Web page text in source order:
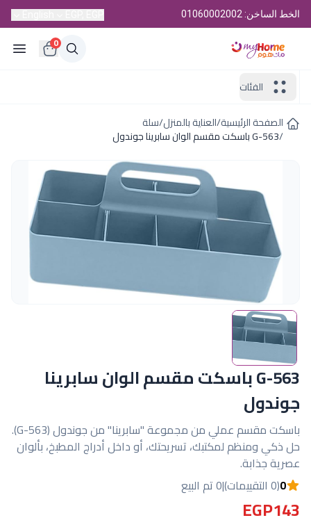
الخط الساخن: 01060002002
0
الفئات
الصفحة الرئيسية/العناية بالمنزل/سلة
/G-563 باسكت مقسم الوان سابرينا جوندول
G-563 باسكت مقسم الوان سابرينا
جوندول
باسكت مقسم عملي من مجموعة "سابرينا" من جوندول (G-563).
حل ذكي ومنظم لمكتبك، تسريحتك، أو داخل أدراج المطبخ، بألوان
عصرية جذابة.
0(0 التقييمات) |0 تم البيع
EGP143